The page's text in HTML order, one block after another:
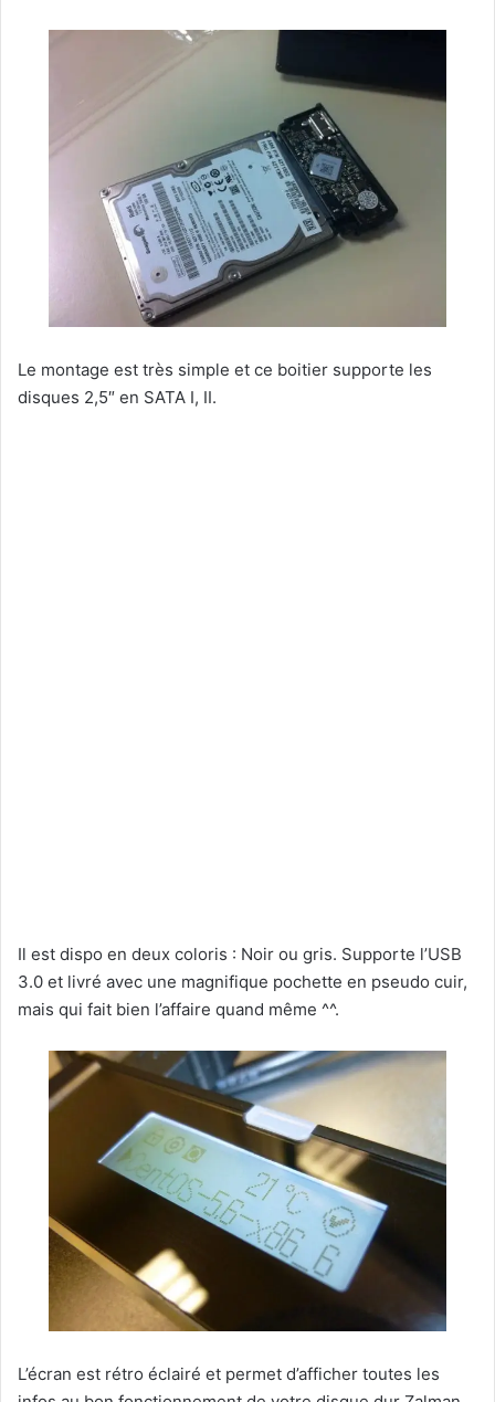
Le montage est très simple et ce boitier supporte les
disques 2,5″ en SATA I, II.
Il est dispo en deux coloris : Noir ou gris. Supporte l’USB
3.0 et livré avec une magnifique pochette en pseudo cuir,
mais qui fait bien l’affaire quand même ^^.
L’écran est rétro éclairé et permet d’afficher toutes les